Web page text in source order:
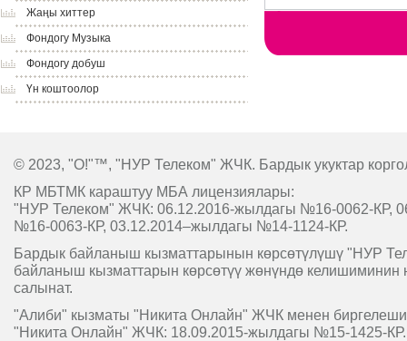
Жаңы хиттер
Фондогу Музыка
Фондогу добуш
Үн коштоолор
© 2023, "O!"™, "НУР Телеком" ЖЧК. Бардык укуктар
КР МБТМК караштуу МБА лицензиялары:
"НУР Телеком" ЖЧК: 06.12.2016-жылдагы №16-0062-КР,
№16-0063-КР, 03.12.2014–жылдагы №14-1124-КР.
Бардык байланыш кызматтарынын көрсөтүлүшү "НУР
байланыш кызматтарын көрсөтүү жөнүндө келишиминин
салынат.
"Алиби" кызматы "Никита Онлайн" ЖЧК менен
"Никита Онлайн" ЖЧК: 18.09.2015-жылдагы №15-1425-КР.